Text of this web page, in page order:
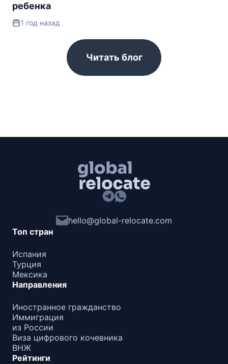
ребенка
1 год назад
Читать блог
hello@global-relocate.com
Топ стран
Испания
Турция
Мексика
Направления
Иностранное гражданство
Иммиграция
из России
Виза цифрового кочевника
ВНЖ
Рейтинги